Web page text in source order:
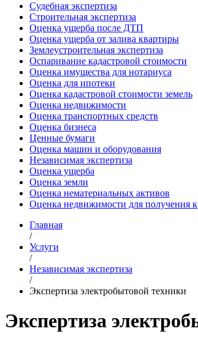
Судебная экспертиза
Строительная экспертиза
Оценка ущерба после ДТП
Оценка ущерба от залива квартиры
Землеустроительная экспертиза
Оспаривание кадастровой стоимости
Оценка имущества для нотариуса
Оценка для ипотеки
Оценка кадастровой стоимости земель
Оценка недвижимости
Оценка транспортных средств
Оценка бизнеса
Ценные бумаги
Оценка машин и оборудования
Независимая экспертиза
Оценка ущерба
Оценка земли
Оценка нематериальных активов
Оценка недвижимости для получения
Главная
/
Услуги
/
Независимая экспертиза
/
Экспертиза электробытовой техники
Экспертиза